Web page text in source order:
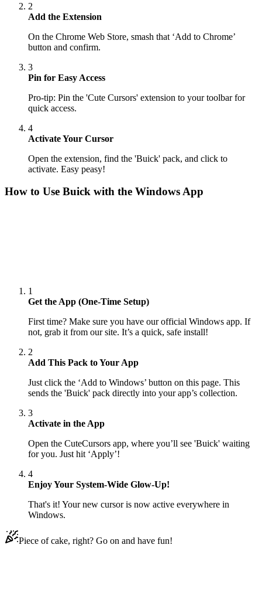
2
Add the Extension
On the Chrome Web Store, smash that ‘Add to Chrome’
button and confirm.
3
Pin for Easy Access
Pro-tip: Pin the 'Cute Cursors' extension to your toolbar for
quick access.
4
Activate Your Cursor
Open the extension, find the 'Buick' pack, and click to
activate. Easy peasy!
How to Use Buick with the Windows App
1
Get the App (One-Time Setup)
First time? Make sure you have our official Windows app. If
not, grab it from our site. It’s a quick, safe install!
2
Add This Pack to Your App
Just click the ‘Add to Windows’ button on this page. This
sends the 'Buick' pack directly into your app’s collection.
3
Activate in the App
Open the CuteCursors app, where you’ll see 'Buick' waiting
for you. Just hit ‘Apply’!
4
Enjoy Your System-Wide Glow-Up!
That's it! Your new cursor is now active everywhere in
Windows.
Piece of cake, right? Go on and have fun!